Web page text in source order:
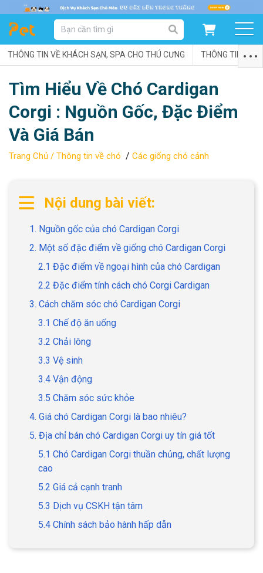
DANH MỤC SẢN PHẨM
SẢN PHẨM DÀNH CHO MÈO SẢN PHẨM DÀNH CHO CHÓ
SẨN PHẨM THEO THƯƠNG HIỆU
GIỚI THIỆU
DỊCH VỤ
Khách sạn chó mèo
Dịch vụ huấn luyện chó
Dịch vụ mua bán chó
Dịch vụ phối giống chó
TIN TỨC
Thông tin về khách sạn,
Thông tin về chó
THÔNG TIN VỀ KHÁCH SẠN, SPA CHO THÚ CƯNG THÔNG TIN VỀ
Tìm Hiểu Về Chó Cardigan
Corgi : Nguồn Gốc, Đặc Điểm
Và Giá Bán
Trang Chủ / Thông tin về chó / Các giống chó cảnh
Nội dung bài viết:
1. Nguồn gốc của chó Cardigan Corgi
2. Một số đặc điểm về giống chó Cardigan Corgi
2.1 Đặc điểm về ngoại hình của chó Cardigan
2.2 Đặc điểm tính cách chó Corgi Cardigan
3. Cách chăm sóc chó Cardigan Corgi
3.1 Chế độ ăn uống
3.2 Chải lông
3.3 Vệ sinh
3.4 Vận động
3.5 Chăm sóc sức khỏe
4. Giá chó Cardigan Corgi là bao nhiêu?
5. Địa chỉ bán chó Cardigan Corgi uy tín giá tốt
5.1 Chó Cardigan Corgi thuần chủng, chất lượng
cao
5.2 Giá cả cạnh tranh
5.3 Dịch vụ CSKH tận tâm
5.4 Chính sách bảo hành hấp dẫn